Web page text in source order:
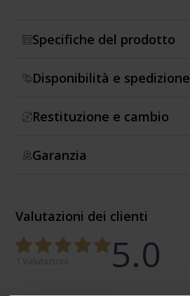
Specifiche del prodotto
Disponibilità e spedizione
Restituzione e cambio
Garanzia
Valutazioni dei clienti
5.0